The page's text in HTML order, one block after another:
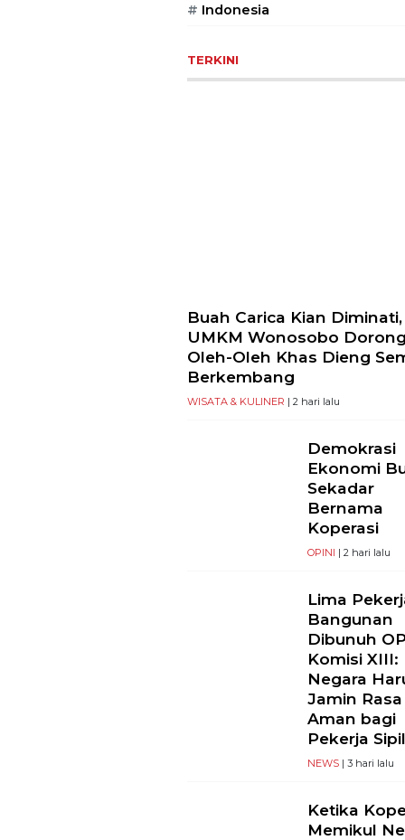
# Indonesia
TERKINI
Buah Carica Kian Diminati,
UMKM Wonosobo Dorong
Oleh-Oleh Khas Dieng
Berkembang
WISATA & KULINER | 2 hari lalu
Demokrasi
Ekonomi
Sekadar
Bernama
Koperasi
OPINI | 2 hari lalu
Lima
Bangunan
Dibunuh
Komisi XIII:
Negara
Jamin Rasa
Aman bagi
Pekerja Sipil
NEWS | 3 hari lalu
Ketika
Memikul